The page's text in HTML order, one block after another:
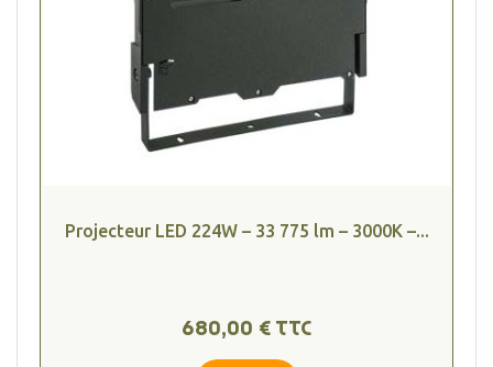
Projecteur LED 224W – 33 775 lm – 3000K –...
680,00 € TTC